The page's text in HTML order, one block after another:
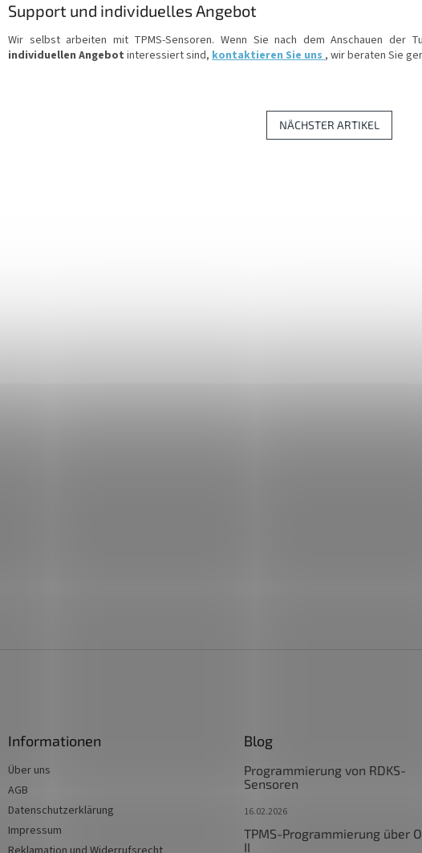
Support und individuelles Angebot
Wir selbst arbeiten mit TPMS-Sensoren. Wenn Sie nach dem Anschauen der
individuellen Angebot interessiert sind, kontaktieren Sie uns , wir beraten Sie
NÄCHSTER ARTIKEL
Informationen
Über uns
AGB
Datenschutzerklärung
Impressum
Blog
Programmierung von RDKS-
Sensoren
16.02.2026
TPMS-Programmierung über
II